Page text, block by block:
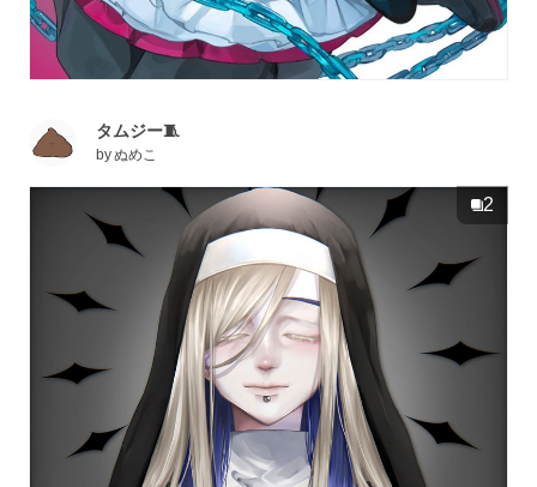
タムジー🧵
byぬめこ
2